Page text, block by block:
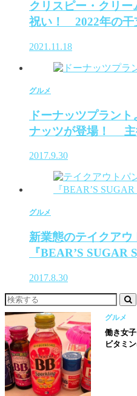
クリスピー・クリ
祝い！ 2022年の
2021.11.18
グルメ
ドーナッツプラン
ナッツが登場！
2017.9.30
グルメ
新業態のテイクア
『BEAR’S SUGAR
2017.8.30
グルメ
働き女
ビタミ